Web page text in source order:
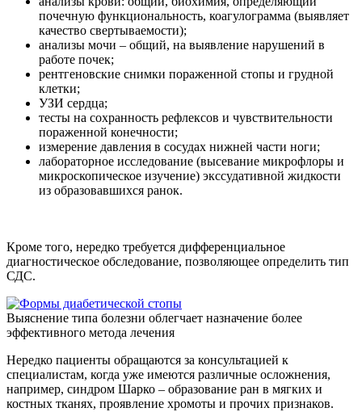
почечную функциональность, коагулограмма (выявляет
качество свертываемости);
анализы мочи – общий, на выявление нарушений в
работе почек;
рентгеновские снимки пораженной стопы и грудной
клетки;
УЗИ сердца;
тесты на сохранность рефлексов и чувствительности
пораженной конечности;
измерение давления в сосудах нижней части ноги;
лабораторное исследование (высевание микрофлоры и
микроскопическое изучение) экссудативной жидкости
из образовавшихся ранок.
Кроме того, нередко требуется дифференциальное
диагностическое обследование, позволяющее определить тип
СДС.
Выяснение типа болезни облегчает назначение более
эффективного метода лечения
Нередко пациенты обращаются за консультацией к
специалистам, когда уже имеются различные осложнения,
например, синдром Шарко – образование ран в мягких и
костных тканях, проявление хромоты и прочих признаков.